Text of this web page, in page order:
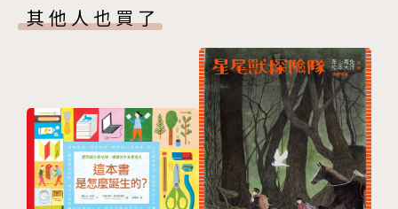
而法蘭克孤零零的。
回到家，他將大滴大滴的眼淚滴進鍋子裡，
加入四百公克的糖，攪拌均勻，然後煮沸，
其他人也買了